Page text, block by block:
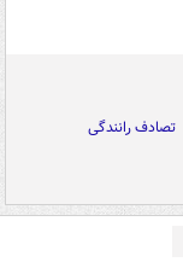
تصادف رانندگی